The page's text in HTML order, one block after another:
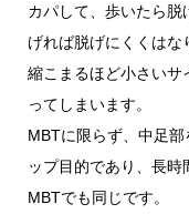
カパして、歩いたら
げれば脱げにくくはな
縮こまるほど小さいサ
ってしまいます。
MBTに限らず、中足
ップ目的であり、長
MBTでも同じです。